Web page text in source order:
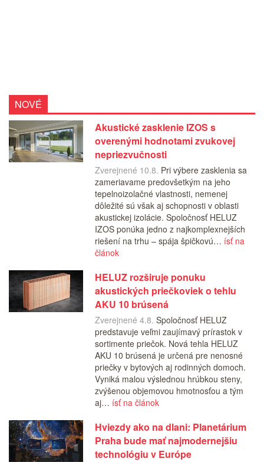
NOVÉ
Akustické zasklenie IZOS s
overenými hodnotami zvukovej
nepriezvučnosti
Zverejnené 10.8. Pri výbere zasklenia sa
zameriavame predovšetkým na jeho
tepelnoizolačné vlastnosti, nemenej
dôležité sú však aj schopnosti v oblasti
akustickej izolácie. Spoločnosť HELUZ
IZOS ponúka jedno z najkomplexnejších
riešení na trhu – spája špičkovú… ísť na
článok
HELUZ rozširuje ponuku
akustických priečkoviek o tehlu
AKU 10 brúsená
Zverejnené 4.8. Spoločnosť HELUZ
predstavuje veľmi zaujímavý prírastok v
sortimente priečok. Nová tehla HELUZ
AKU 10 brúsená je určená pre nenosné
priečky v bytových aj rodinných domoch.
Vyniká malou výslednou hrúbkou steny,
zvýšenou objemovou hmotnosťou a tým
aj… ísť na článok
Hviezdy ako na dlani: Planetárium
Praha bude mať najmodernejšiu
technológiu v Európe